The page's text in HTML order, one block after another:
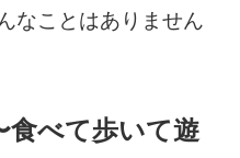
なことはありません
食べて歩いて遊